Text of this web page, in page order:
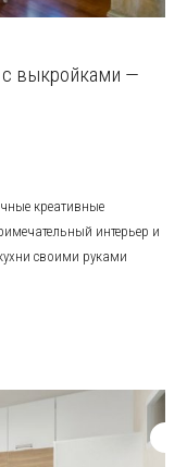
выкройками —
креативные
интерьер и
своими руками